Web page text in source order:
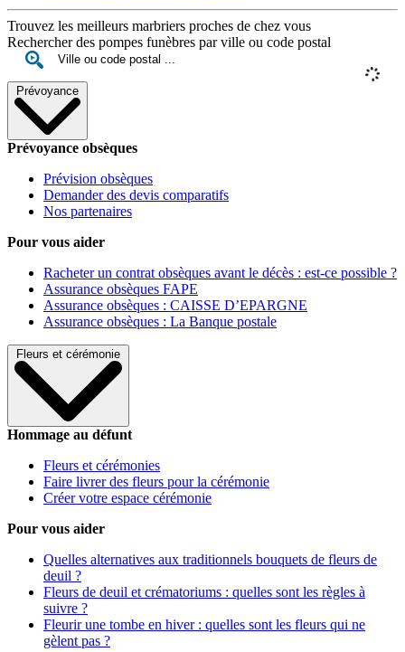
Trouvez les meilleurs marbriers proches de chez vous
Rechercher des pompes funèbres par ville ou code postal
Prévoyance
Prévoyance obsèques
Prévision obsèques
Demander des devis comparatifs
Nos partenaires
Pour vous aider
Racheter un contrat obsèques avant le décès : est-ce possible ?
Assurance obsèques FAPE
Assurance obsèques : CAISSE D’EPARGNE
Assurance obsèques : La Banque postale
Fleurs et cérémonie
Hommage au défunt
Fleurs et cérémonies
Faire livrer des fleurs pour la cérémonie
Créer votre espace cérémonie
Pour vous aider
Quelles alternatives aux traditionnels bouquets de fleurs de
deuil ?
Fleurs de deuil et crématoriums : quelles sont les règles à
suivre ?
Fleurir une tombe en hiver : quelles sont les fleurs qui ne
gèlent pas ?